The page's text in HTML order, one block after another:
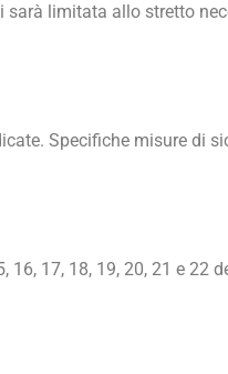
limitata allo stretto
Specifiche misure di
17, 18, 19, 20, 21 e 22